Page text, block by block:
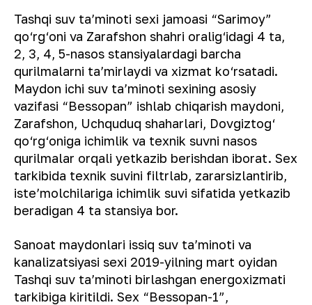
Tashqi suv ta’minoti sexi jamoasi “Sarimoy”
qo‘rg‘oni va Zarafshon shahri oralig‘idagi 4 ta,
2, 3, 4, 5-nasos stansiyalardagi barcha
qurilmalarni ta’mirlaydi va xizmat ko‘rsatadi.
Maydon ichi suv ta’minoti sexining asosiy
vazifasi “Bessopan” ishlab chiqarish maydoni,
Zarafshon, Uchquduq shaharlari, Dovgiztog‘
qo‘rg‘oniga ichimlik va texnik suvni nasos
qurilmalar orqali yetkazib berishdan iborat. Sex
tarkibida texnik suvini filtrlab, zararsizlantirib,
iste’molchilariga ichimlik suvi sifatida yetkazib
beradigan 4 ta stansiya bor.
Sanoat maydonlari issiq suv ta’minoti va
kanalizatsiyasi sexi 2019-yilning mart oyidan
Tashqi suv ta’minoti birlashgan energoxizmati
tarkibiga kiritildi. Sex “Bessopan-1”,